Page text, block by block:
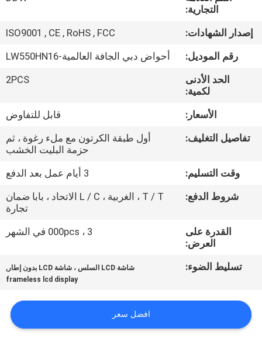
جولة
المعمل
مراقبة
الجودة
اتصل
أخبار
اطلب
CASE
CENTER
التجارية:
إصدار الشهادات:
ISO9001 , CE , RoHS , FCC
رقم الموديل:
أحواض دبي الجافة العالمية-LW550HN16
الحد الأدنى
لكمية:
2PCS
الأسعار:
قابل للتفاوض
تفاصيل التغليف:
أول طبقة الكرتون مع ملء رغوة ، ثم
حزمة البليت الخشب
وقت التسليم:
3 أيام عمل بعد الدفع
شروط الدفع:
T / T ، الغربية ، L / C الاتحاد ، بابا ضمان
تجارة
القدرة على
العرض:
3 ، 000pcs في الشهر
تسليط الضوء: شاشة LCD السلس ، شاشة LCD بدون إطار ,
frameless lcd display
افضل سعر